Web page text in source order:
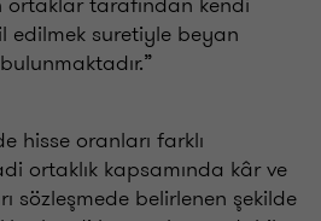
edilmek suretiyle beyan
hisse oranları farklı
ortaklık kapsamında kâr ve
sözleşmede belirlenen şekilde